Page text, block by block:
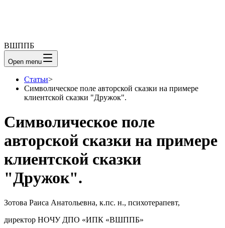
ВШППБ
Open menu
Статьи>
Символическое поле авторской сказки на примере
клиентской сказки "Дружок".
Символическое поле
авторской сказки на примере
клиентской сказки
"Дружок".
Зотова Раиса Анатольевна, к.пс. н., психотерапевт,
директор НОЧУ ДПО «ИПК «ВШППБ»